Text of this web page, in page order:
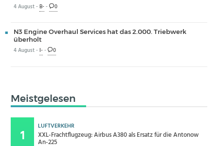
4 August -B-- 0
N3 Engine Overhaul Services hat das 2.000. Triebwerk
überholt
4 August - I-- 0
Meistgelesen
LUFTVERKEHR
XXL-Frachtflugzeug: Airbus A380 als Ersatz für die Antonow
An-225